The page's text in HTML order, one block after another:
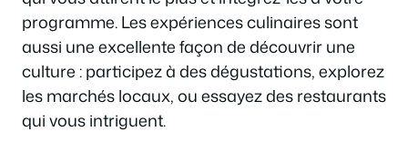
programme. Les expériences culinaires sont
aussi une excellente façon de découvrir une
culture : participez à des dégustations, explorez
les marchés locaux, ou essayez des restaurants
qui vous intriguent.